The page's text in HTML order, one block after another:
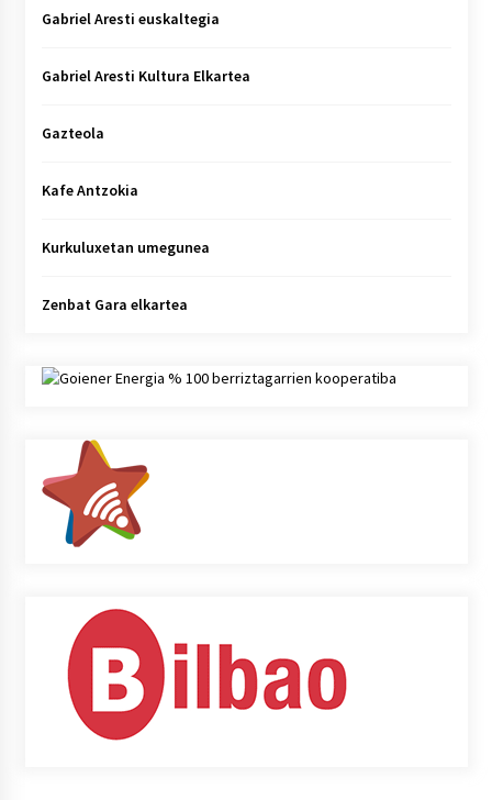
Gabriel Aresti euskaltegia
Gabriel Aresti Kultura Elkartea
Gazteola
Kafe Antzokia
Kurkuluxetan umegunea
Zenbat Gara elkartea